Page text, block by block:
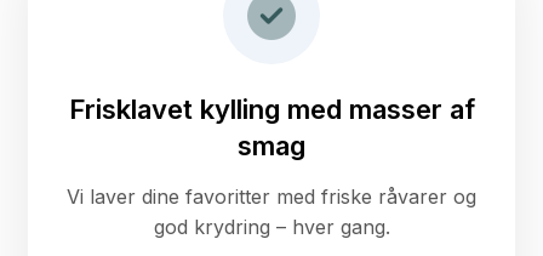
Frisklavet kylling med masser af
smag
Vi laver dine favoritter med friske råvarer og
god krydring – hver gang.